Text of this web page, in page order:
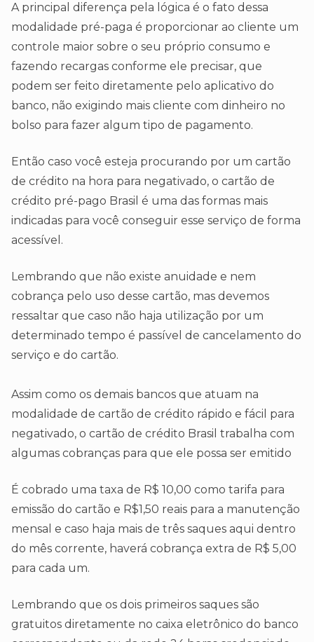
A principal diferença pela lógica é o fato dessa
modalidade pré-paga é proporcionar ao cliente um
controle maior sobre o seu próprio consumo e
fazendo recargas conforme ele precisar, que
podem ser feito diretamente pelo aplicativo do
banco, não exigindo mais cliente com dinheiro no
bolso para fazer algum tipo de pagamento.
Então caso você esteja procurando por um cartão
de crédito na hora para negativado, o cartão de
crédito pré-pago Brasil é uma das formas mais
indicadas para você conseguir esse serviço de forma
acessível.
Lembrando que não existe anuidade e nem
cobrança pelo uso desse cartão, mas devemos
ressaltar que caso não haja utilização por um
determinado tempo é passível de cancelamento do
serviço e do cartão.
Assim como os demais bancos que atuam na
modalidade de cartão de crédito rápido e fácil para
negativado, o cartão de crédito Brasil trabalha com
algumas cobranças para que ele possa ser emitido
É cobrado uma taxa de R$ 10,00 como tarifa para
emissão do cartão e R$1,50 reais para a manutenção
mensal e caso haja mais de três saques aqui dentro
do mês corrente, haverá cobrança extra de R$ 5,00
para cada um.
Lembrando que os dois primeiros saques são
gratuitos diretamente no caixa eletrônico do banco